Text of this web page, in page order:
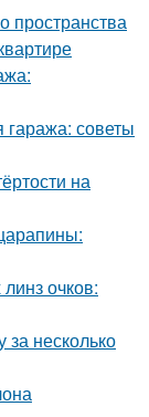
пространства
гаража: советы
на
очков:
за несколько